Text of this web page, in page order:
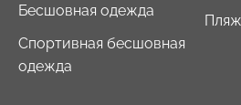
Бесшовная одежда
Спортивная бесшовная
одежда